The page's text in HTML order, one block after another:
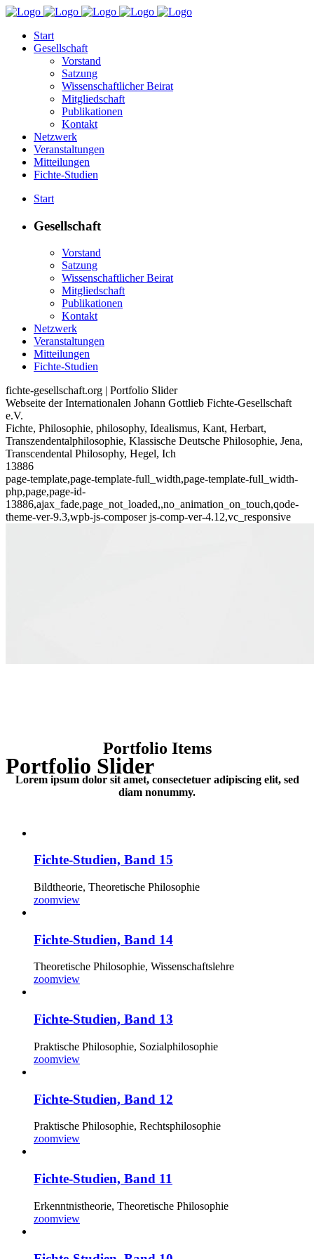
Start
Gesellschaft
Vorstand
Satzung
Wissenschaftlicher Beirat
Mitgliedschaft
Publikationen
Kontakt
Netzwerk
Veranstaltungen
Mitteilungen
Fichte-Studien
Start
Gesellschaft
Vorstand
Satzung
Wissenschaftlicher Beirat
Mitgliedschaft
Publikationen
Kontakt
Netzwerk
Veranstaltungen
Mitteilungen
Fichte-Studien
fichte-gesellschaft.org | Portfolio Slider
Webseite der Internationalen Johann Gottlieb Fichte-Gesellschaft
e.V.
Fichte, Philosophie, philosophy, Idealismus, Kant, Herbart,
Transzendentalphilosophie, Klassische Deutsche Philosophie, Jena,
Transcendental Philosophy, Hegel, Ich
13886
page-template,page-template-full_width,page-template-full_width-
php,page,page-id-
13886,ajax_fade,page_not_loaded,,no_animation_on_touch,qode-
theme-ver-9.3,wpb-js-composer js-comp-ver-4.12,vc_responsive
Portfolio Slider
Portfolio Items
Lorem ipsum dolor sit amet, consectetuer adipiscing elit, sed
diam nonummy.
Fichte-Studien, Band 15
Bildtheorie, Theoretische Philosophie
zoomview
Fichte-Studien, Band 14
Theoretische Philosophie, Wissenschaftslehre
zoomview
Fichte-Studien, Band 13
Praktische Philosophie, Sozialphilosophie
zoomview
Fichte-Studien, Band 12
Praktische Philosophie, Rechtsphilosophie
zoomview
Fichte-Studien, Band 11
Erkenntnistheorie, Theoretische Philosophie
zoomview